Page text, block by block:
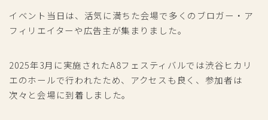
イベント当日は、活気に満ちた会場で多くのブロガー・ア
フィリエイターや広告主が集まりました。
2025年3月に実施されたA8フェスティバルでは渋谷ヒカリ
エのホールで行われたため、アクセスも良く、参加者は
次々と会場に到着しました。